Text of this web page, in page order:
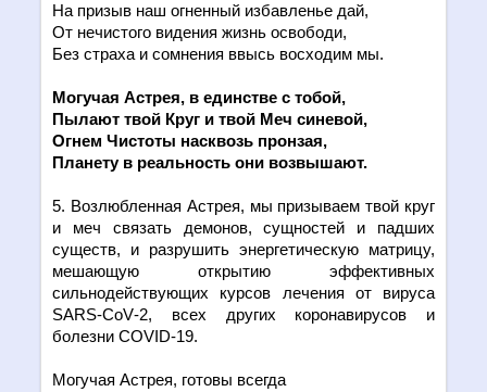
На призыв наш огненный избавленье дай,
От нечистого видения жизнь освободи,
Без страха и сомнения ввысь восходим мы.
Могучая Астрея, в единcтве с тобой,
Пылают твой Круг и твой Меч синевой,
Огнем Чистоты насквозь пронзая,
Планету в реальность они возвышают.
5. Возлюбленная Астрея, мы призываем твой круг
и меч связать демонов, сущностей и падших
существ, и разрушить энергетическую матрицу,
мешающую открытию эффективных
сильнодействующих курсов лечения от вируса
SARS-CoV-2, всех других коронавирусов и
болезниCOVID-19.
Могучая Астрея, готовы всегда